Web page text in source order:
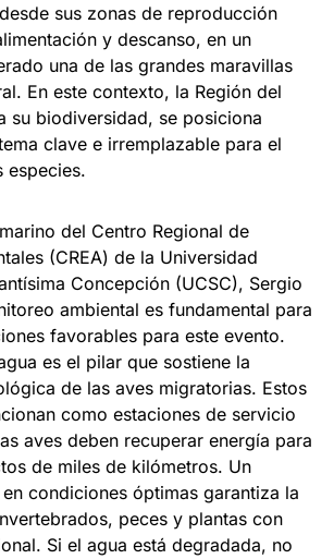
sus zonas de reproducción
y descanso, en un
una de las grandes maravillas
En este contexto, la Región del
su biodiversidad, se posiciona
clave e irremplazable para el
especies.
del Centro Regional de
(CREA) de la Universidad
Concepción (UCSC), Sergio
ambiental es fundamental para
favorables para este evento.
es el pilar que sostiene la
de las aves migratorias. Estos
como estaciones de servicio
aves deben recuperar energía para
de miles de kilómetros. Un
condiciones óptimas garantiza la
peces y plantas con
Si el agua está degradada, no